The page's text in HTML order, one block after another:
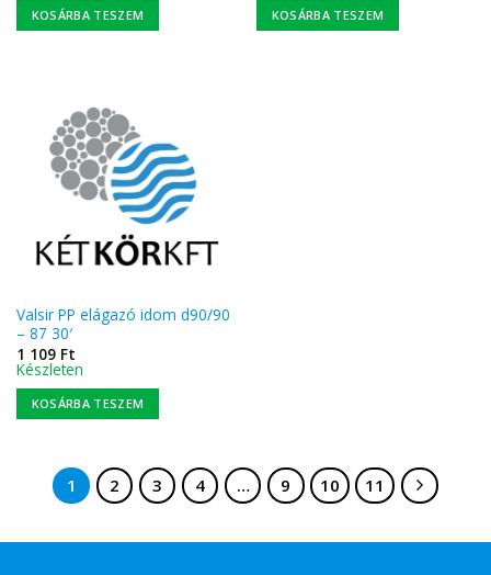
KOSÁRBA TESZEM KOSÁRBA TESZEM
Valsir PP elágazó idom d90/90
– 87 30′
1 109 Ft
Készleten
KOSÁRBA TESZEM
1 2 3 4 … 9 10 11